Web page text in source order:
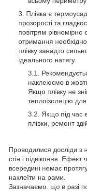
Плівка є
прозорості та
повітрям
отримання
плівку занадто
ідеального натягу.
наклеюємо в
Якщо плівку не
теплоізоляцію
Якщо під час
плівки, ремонт
Проводилися досліди з
стін і підвіконня.
всередині немає
наклеїти на рами.
Зазначаємо. що в разі